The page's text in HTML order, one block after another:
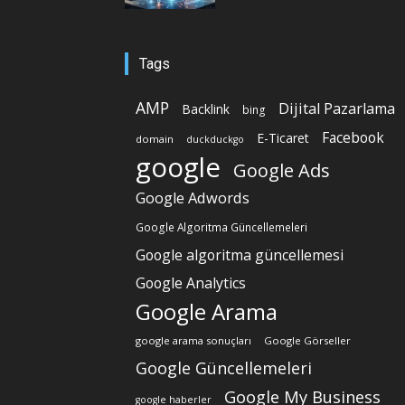
Tags
AMP Backlink bing Dijital Pazarlama
domain duckduckgo E-Ticaret Facebook
google Google Ads
Google Adwords
Google Algoritma Güncellemeleri
Google algoritma güncellemesi
Google Analytics
Google Arama
google arama sonuçları Google Görseller
Google Güncellemeleri
google haberler Google My Business